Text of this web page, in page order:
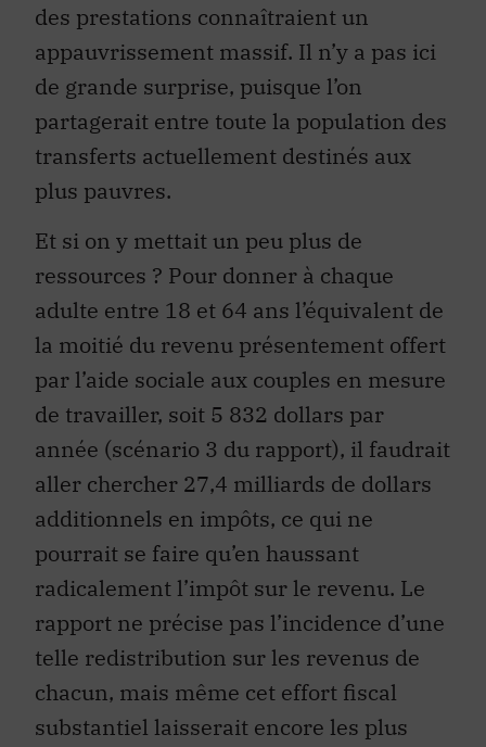
des prestations connaîtraient un
appauvrissement massif. Il n’y a pas ici
de grande surprise, puisque l’on
partagerait entre toute la population des
transferts actuellement destinés aux
plus pauvres.
Et si on y mettait un peu plus de
ressources ? Pour donner à chaque
adulte entre 18 et 64 ans l’équivalent de
la moitié du revenu présentement offert
par l’aide sociale aux couples en mesure
de travailler, soit 5 832 dollars par
année (scénario 3 du rapport), il faudrait
aller chercher 27,4 milliards de dollars
additionnels en impôts, ce qui ne
pourrait se faire qu’en haussant
radicalement l’impôt sur le revenu. Le
rapport ne précise pas l’incidence d’une
telle redistribution sur les revenus de
chacun, mais même cet effort fiscal
substantiel laisserait encore les plus